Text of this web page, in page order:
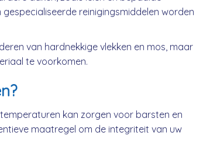
reinigingsmiddelen worden
van hardnekkige vlekken en mos, maar
te voorkomen.
kan zorgen voor barsten en
maatregel om de integriteit van uw